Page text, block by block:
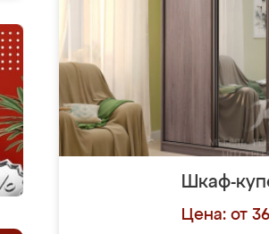
Шкаф-
Цена: от